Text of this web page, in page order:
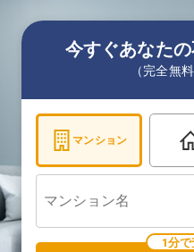
今すぐあなた
（完全無
マンション
1分